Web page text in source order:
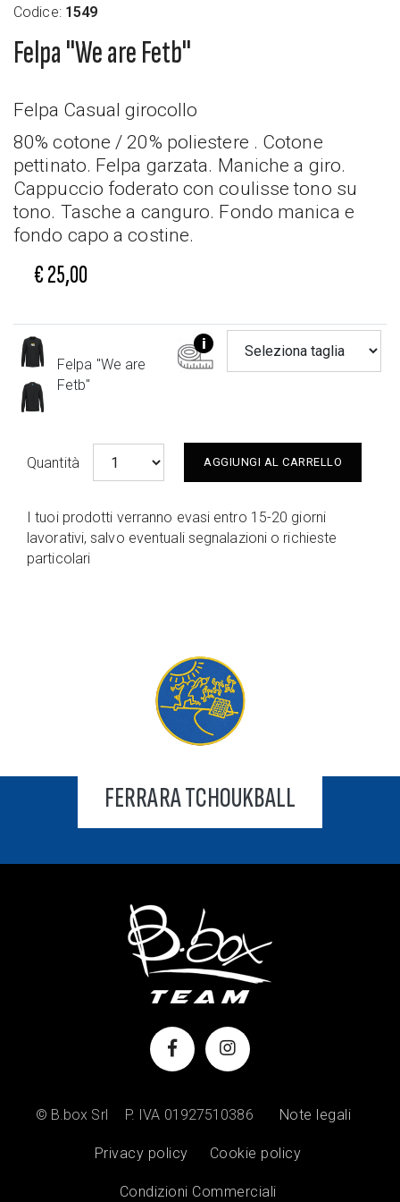
Codice: 1549
Felpa "We are Fetb"
Felpa Casual girocollo
80% cotone / 20% poliestere . Cotone
pettinato. Felpa garzata. Maniche a giro.
Cappuccio foderato con coulisse tono su
tono. Tasche a canguro. Fondo manica e
fondo capo a costine.
€ 25,00
Felpa "We are
Fetb"
Quantità AGGIUNGI AL CARRELLO
I tuoi prodotti verranno evasi entro 15-20 giorni
lavorativi, salvo eventuali segnalazioni o richieste
particolari
FERRARA TCHOUKBALL
© B.box Srl P. IVA 01927510386 Note legali
Privacy policy Cookie policy
Condizioni Commerciali